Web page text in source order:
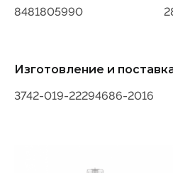
8481805990
Изготовление и
3742-019-22294686-2016